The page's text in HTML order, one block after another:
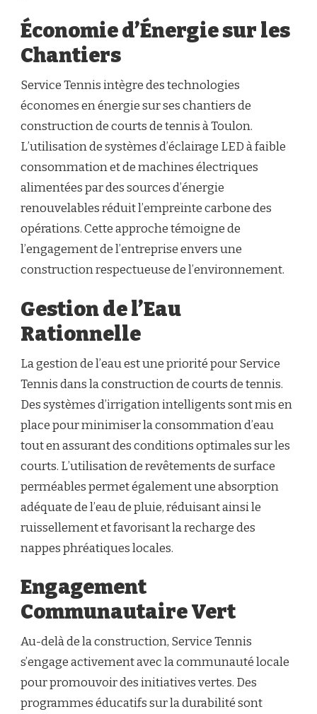
Économie d’Énergie sur les
Chantiers
Service Tennis intègre des technologies
économes en énergie sur ses chantiers de
construction de courts de tennis à Toulon.
L’utilisation de systèmes d’éclairage LED à faible
consommation et de machines électriques
alimentées par des sources d’énergie
renouvelables réduit l’empreinte carbone des
opérations. Cette approche témoigne de
l’engagement de l’entreprise envers une
construction respectueuse de l’environnement.
Gestion de l’Eau
Rationnelle
La gestion de l’eau est une priorité pour Service
Tennis dans la construction de courts de tennis.
Des systèmes d’irrigation intelligents sont mis en
place pour minimiser la consommation d’eau
tout en assurant des conditions optimales sur les
courts. L’utilisation de revêtements de surface
perméables permet également une absorption
adéquate de l’eau de pluie, réduisant ainsi le
ruissellement et favorisant la recharge des
nappes phréatiques locales.
Engagement
Communautaire Vert
Au-delà de la construction, Service Tennis
s’engage activement avec la communauté locale
pour promouvoir des initiatives vertes. Des
programmes éducatifs sur la durabilité sont